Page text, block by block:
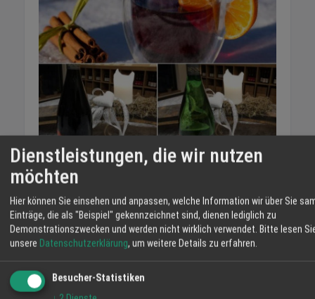
Winzer-Glühwein
29.11.2021
Angebot
Dienstleistungen, die wir nutzen
möchten
Hier können Sie einsehen und anpassen, welche Information wir über Sie
Einträge, die als "Beispiel" gekennzeichnet sind, dienen lediglich zu
Demonstrationszwecken und werden nicht wirklich verwendet. Bitte lesen
unsere Datenschutzerklärung, um weitere Details zu erfahren.
Besucher-Statistiken